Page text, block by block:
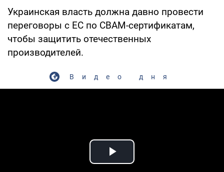
Украинская власть должна давно провести
переговоры с ЕС по CBAM-сертификатам,
чтобы защитить отечественных
производителей.
Видео дня
Play Video